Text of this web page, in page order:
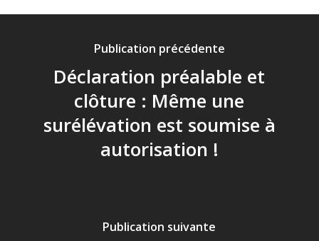
Publication précédente
Déclaration préalable et
clôture : Même une
surélévation est soumise à
autorisation !
Publication suivante